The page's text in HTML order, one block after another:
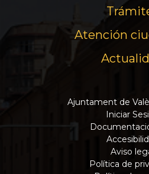
Atención
Ajuntament de
Iniciar
Aviso
Política de